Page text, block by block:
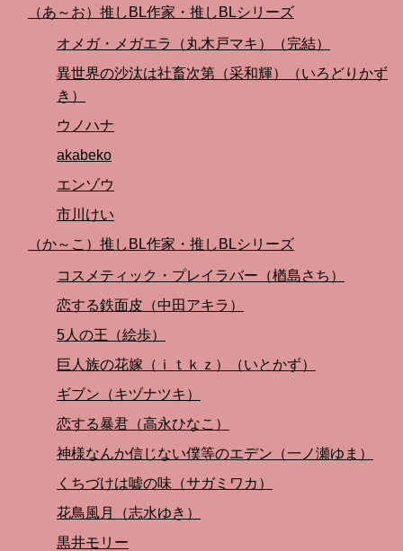
（あ～お）推しBL作家・推しBLシリーズ
オメガ・メガエラ（丸木戸マキ）（完結）
異世界の沙汰は社畜次第（采和輝）（いろどりかず
き）
ウノハナ
akabeko
エンゾウ
市川けい
（か～こ）推しBL作家・推しBLシリーズ
コスメティック・プレイラバー（楢島さち）
恋する鉄面皮（中田アキラ）
5人の王（絵歩）
巨人族の花嫁（ｉｔｋｚ）（いとかず）
ギブン（キヅナツキ）
恋する暴君（高永ひなこ）
神様なんか信じない僕等のエデン（一ノ瀬ゆま）
くちづけは嘘の味（サガミワカ）
花鳥風月（志水ゆき）
黒井モリー